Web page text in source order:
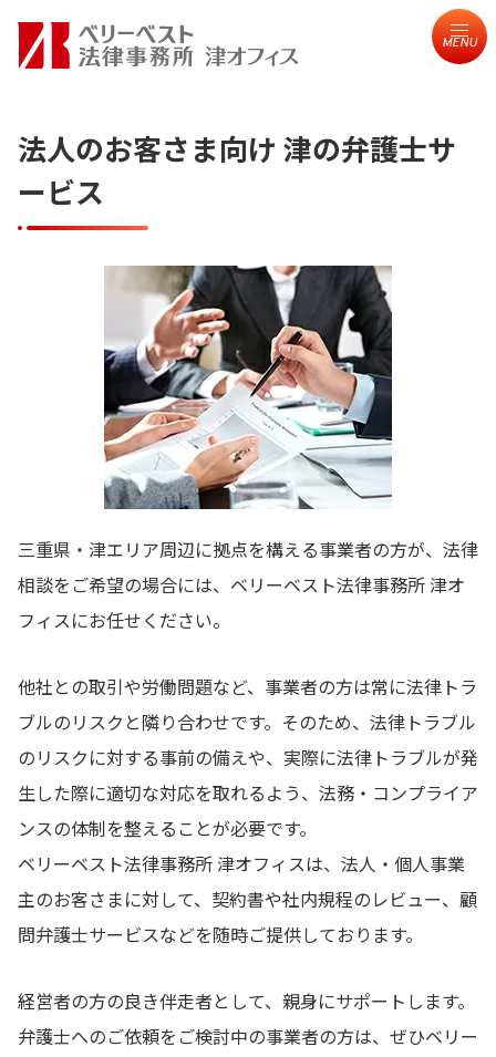
MENU
法人のお客さま向け 津の弁護士サ
ービス
三重県・津エリア周辺に拠点を構える事業者の方が、法律
相談をご希望の場合には、ベリーベスト法律事務所 津オ
フィスにお任せください。
他社との取引や労働問題など、事業者の方は常に法律トラ
ブルのリスクと隣り合わせです。そのため、法律トラブル
のリスクに対する事前の備えや、実際に法律トラブルが発
生した際に適切な対応を取れるよう、法務・コンプライア
ンスの体制を整えることが必要です。
ベリーベスト法律事務所 津オフィスは、法人・個人事業
主のお客さまに対して、契約書や社内規程のレビュー、顧
問弁護士サービスなどを随時ご提供しております。
経営者の方の良き伴走者として、親身にサポートします。
弁護士へのご依頼をご検討中の事業者の方は、ぜひベリー